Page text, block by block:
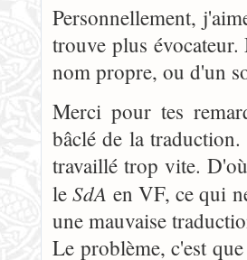
Personnellement,
trouve plus
nom propre, ou d'un
Merci pour tes
bâclé de la
travaillé trop vite.
leSdA en VF, ce qui
une mauvaise
Le problème, c'est